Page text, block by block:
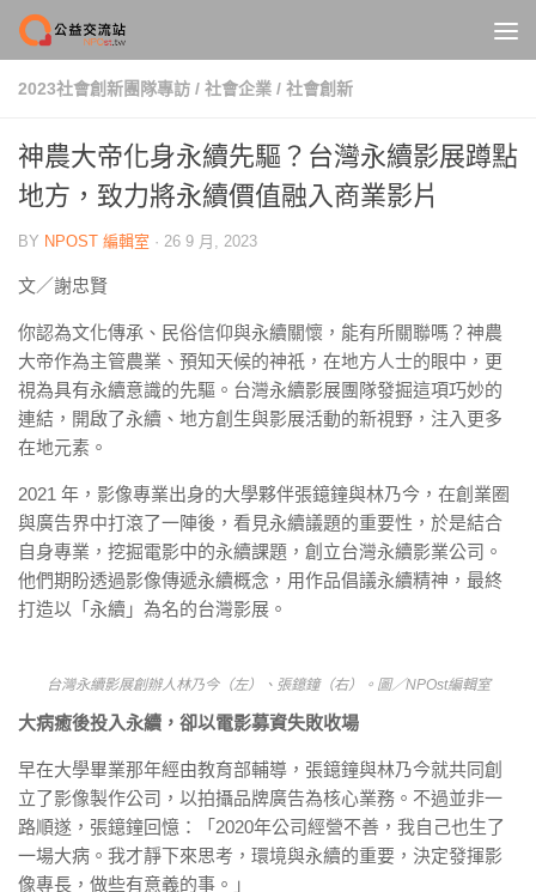
Skip to content
2023社會創新團隊專訪 / 社會企業 / 社會創新
神農大帝化身永續先驅？台灣永續影展蹲點
地方，致力將永續價值融入商業影片
BY NPOST 編輯室 · 26 9 月, 2023
文／謝忠賢
你認為文化傳承、民俗信仰與永續關懷，能有所關聯嗎？神農
大帝作為主管農業、預知天候的神祇，在地方人士的眼中，更
視為具有永續意識的先驅。台灣永續影展團隊發掘這項巧妙的
連結，開啟了永續、地方創生與影展活動的新視野，注入更多
在地元素。
2021 年，影像專業出身的大學夥伴張鐿鐘與林乃今，在創業圈
與廣告界中打滾了一陣後，看見永續議題的重要性，於是結合
自身專業，挖掘電影中的永續課題，創立台灣永續影業公司。
他們期盼透過影像傳遞永續概念，用作品倡議永續精神，最終
打造以「永續」為名的台灣影展。
台灣永續影展創辦人林乃今（左）、張鐿鐘（右）。圖／NPOst編輯室
大病癒後投入永續，卻以電影募資失敗收場
早在大學畢業那年經由教育部輔導，張鐿鐘與林乃今就共同創
立了影像製作公司，以拍攝品牌廣告為核心業務。不過並非一
路順遂，張鐿鐘回憶：「2020年公司經營不善，我自己也生了
一場大病。我才靜下來思考，環境與永續的重要，決定發揮影
像專長，做些有意義的事。」